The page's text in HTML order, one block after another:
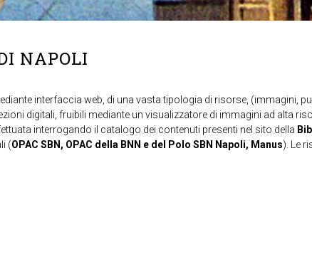
NAPOLI
interfaccia web, di una vasta tipologia di risorse, (immagini,
digitali, fruibili mediante un visualizzatore di immagini ad alta
interrogando il catalogo dei contenuti presenti nel sito della
(OPAC SBN, OPAC della BNN e del Polo SBN Napoli, Manus). Le